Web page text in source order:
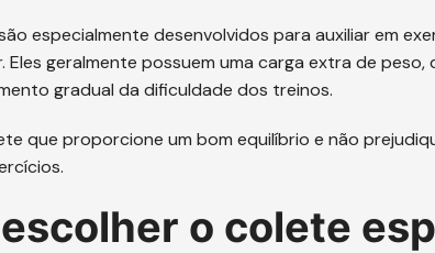
especialmente desenvolvidos para auxiliar em
Eles geralmente possuem uma carga extra de peso,
gradual da dificuldade dos treinos.
que proporcione um bom equilíbrio e não
o colete